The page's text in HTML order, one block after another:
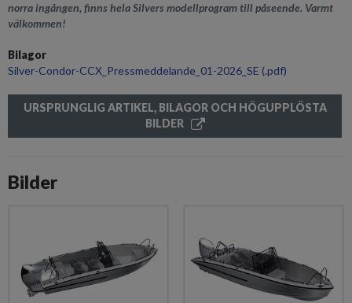
norra ingången, finns hela Silvers modellprogram till påseende. Varmt
välkommen!
Bilagor
Silver-Condor-CCX_Pressmeddelande_01-2026_SE (.pdf)
URSPRUNGLIG ARTIKEL, BILAGOR OCH HÖGUPPLÖSTA
BILDER
Bilder